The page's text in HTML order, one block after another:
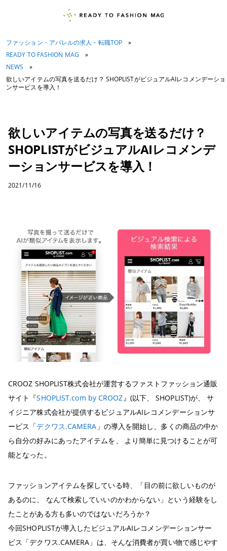
ファッション・アパレルの求人・転職TOP
»
READY TO FASHION MAG
»
NEWS
»
欲しいアイテムの写真を送るだけ？ SHOPLISTがビジュアルAIレコメンデーショ
ンサービスを導入！
欲しいアイテムの写真を送るだけ？
SHOPLISTがビジュアルAIレコメンデ
ーションサービスを導入！
2021/11/16
CROOZ SHOPLIST株式会社が運営するファストファッション通販
サイト『SHOPLIST.com by CROOZ』(以下、 SHOPLIST)が、 サ
イジニア株式会社が提供するビジュアルAIレコメンデーションサ
ービス「デクワス.CAMERA 」の導入を開始し、多くの商品の中か
ら自分の好みにあったアイテムを、 より簡単に見つけることが可
能となった。
ファッションアイテムを探している時、「目の前に欲しいものが
あるのに、 なんて検索していいのかわからない」という経験をし
たことがある方も多いのではないだろうか？
今回SHOPLISTが導入したビジュアルAIレコメンデーションサー
ビス「デクワス.CAMERA」は、そんな消費者が買い物で感じやす